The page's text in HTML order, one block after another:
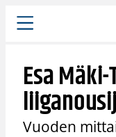
Siirry
sisältöön
Esa
Vuoden